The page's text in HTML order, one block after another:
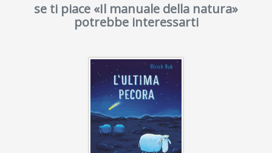
se ti piace «Il manuale della natura»
potrebbe interessarti